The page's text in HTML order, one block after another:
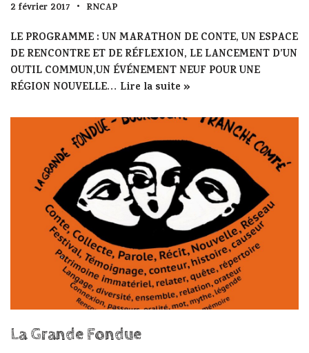
2 février 2017 RNCAP
LE PROGRAMME : UN MARATHON DE CONTE, UN ESPACE
DE RENCONTRE ET DE RÉFLEXION, LE LANCEMENT D’UN
OUTIL COMMUN,UN ÉVÉNEMENT NEUF POUR UNE
RÉGION NOUVELLE… Lire la suite »
La Grande Fondue